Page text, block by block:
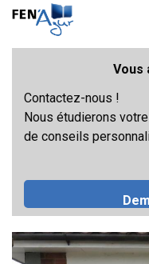
Vous
Contactez-nous !
Nous étudierons
de conseils